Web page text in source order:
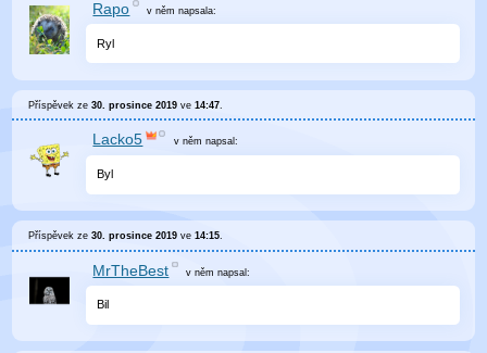
Rapo v němnapsala:
Ryl
Příspěvek ze30. prosince 2019 ve14:47
Lacko5 v něm napsal:
Byl
Příspěvek ze30. prosince 2019 ve14:15
MrTheBest v němnapsal:
Bil